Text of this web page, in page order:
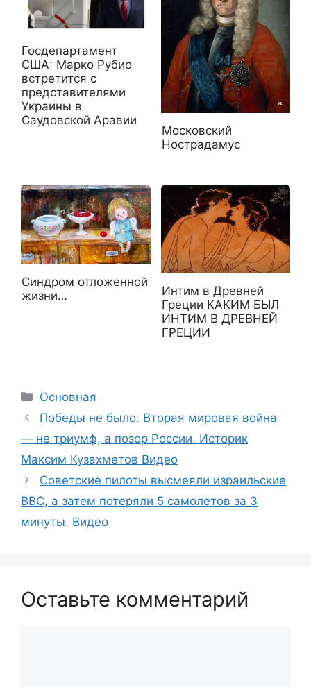
Госдепартамент
США: Марко Рубио
встретится с
представителями
Украины в
Саудовской Аравии
Московский
Нострадамус
Синдром отложенной
жизни…
Интим в Древней
Греции КАКИМ БЫЛ
ИНТИМ В ДРЕВНЕЙ
ГРЕЦИИ
Рубрики
Основная
Победы не было. Вторая мировая война
— не триумф, а позор России. Историк
Максим Кузахметов Видео
Советские пилоты высмеяли израильские
ВВС, а затем потеряли 5 самолетов за 3
минуты. Видео
Оставьте комментарий